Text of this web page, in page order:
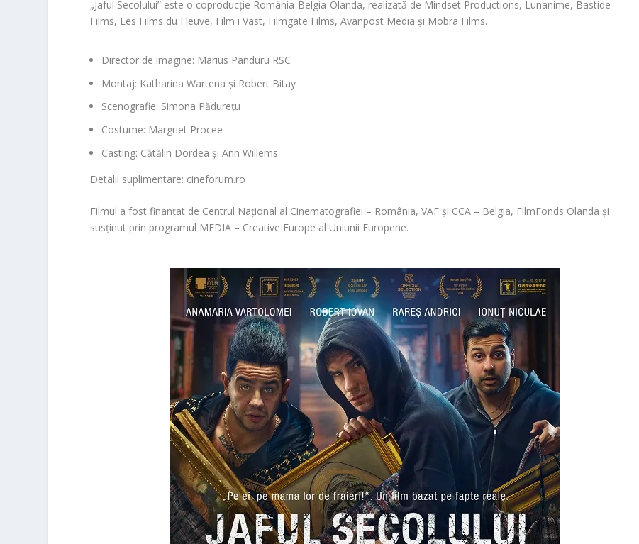
„Jaful Secolului” este o coproducție România-Belgia-Olanda, realizată de Mindset Productions, Lunanime, Bastide
Films, Les Films du Fleuve, Film i Väst, Filmgate Films, Avanpost Media și Mobra Films.
Director de imagine: Marius Panduru RSC
Montaj: Katharina Wartena și Robert Bitay
Scenografie: Simona Pădurețu
Costume: Margriet Procee
Casting: Cătălin Dordea și Ann Willems
Detalii suplimentare: cineforum.ro
Filmul a fost finanțat de Centrul Național al Cinematografiei – România, VAF și CCA – Belgia, FilmFonds Olanda și
susținut prin programul MEDIA – Creative Europe al Uniunii Europene.